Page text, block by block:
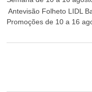
Antevisão Folheto LIDL
Promoções de 10 a 16